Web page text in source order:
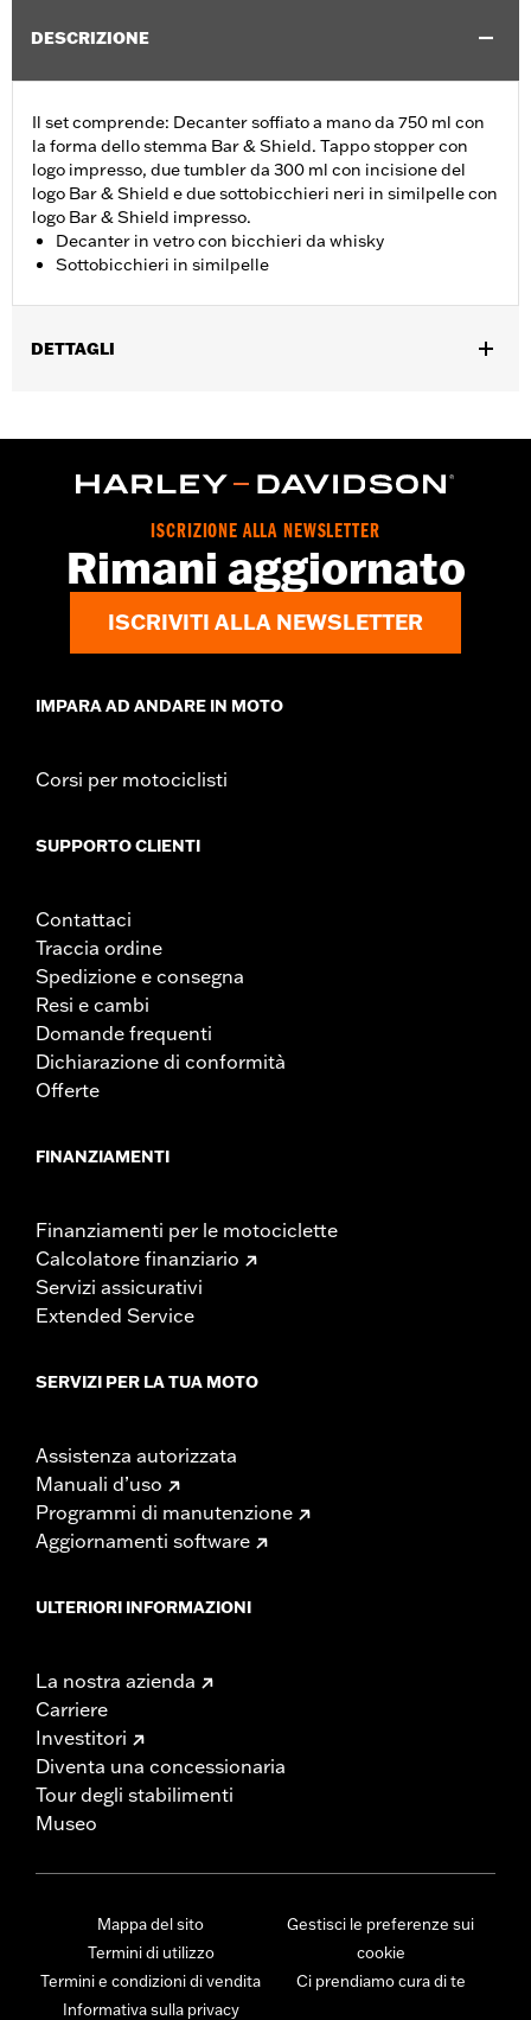
DESCRIZIONE
Il set comprende: Decanter soffiato a mano da 750 ml con
la forma dello stemma Bar & Shield. Tappo stopper con
logo impresso, due tumbler da 300 ml con incisione del
logo Bar & Shield e due sottobicchieri neri in similpelle con
logo Bar & Shield impresso.
Decanter in vetro con bicchieri da whisky
Sottobicchieri in similpelle
DETTAGLI
Dimension Description:Decanter: 6,75 L x 7 A x 2,5 P /
ISCRIZIONE ALLA NEWSLETTER
Rimani aggiornato
ISCRIVITI ALLA NEWSLETTER
IMPARA AD ANDARE IN MOTO
Corsi per motociclisti
SUPPORTO CLIENTI
Contattaci
Traccia ordine
Spedizione e consegna
Resi e cambi
Domande frequenti
Dichiarazione di conformità
Offerte
FINANZIAMENTI
Finanziamenti per le motociclette
Calcolatore finanziario
Servizi assicurativi
Extended Service
SERVIZI PER LA TUA MOTO
Assistenza autorizzata
Manuali d’uso
Programmi di manutenzione
Aggiornamenti software
ULTERIORI INFORMAZIONI
La nostra azienda
Carriere
Investitori
Diventa una concessionaria
Tour degli stabilimenti
Museo
Mappa del sito
Termini di utilizzo
Termini e condizioni di vendita
Informativa sulla privacy
Gestisci le preferenze sui
cookie
Ci prendiamo cura di te